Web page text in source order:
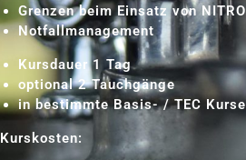
Grenzen beim Einsatz von
Notfallmanagement
Kursdauer 1 Tag
optional 2 Tauchgänge
in bestimmte Basis- / TEC
Kurskosten: